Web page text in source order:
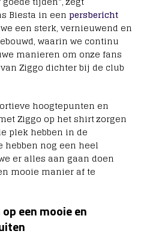
Biesta in een persbericht
een sterk, vernieuwend en
waarin we continu
manieren om onze fans
Ziggo dichter bij de club
hoogtepunten en
Ziggo op het shirt zorgen
plek hebben in de
hebben nog een heel
er alles aan gaan doen
mooie manier af te
een mooie en